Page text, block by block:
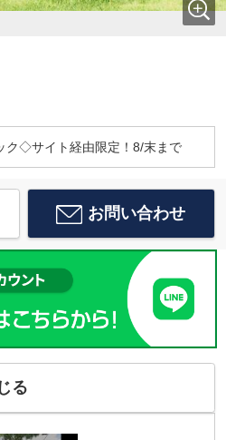
◇サイト経由限定！8/末まで
お問い合わせ
る